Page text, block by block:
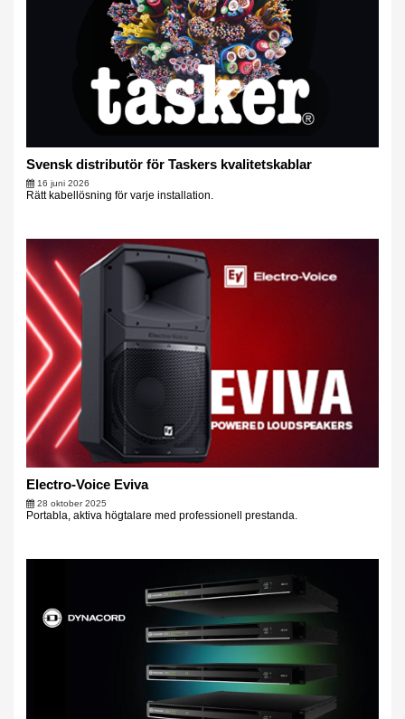
Svensk distributör för Taskers kvalitetskablar
16 juni 2026
Rätt kabellösning för varje installation.
Electro-Voice Eviva
28 oktober 2025
Portabla, aktiva högtalare med professionell prestanda.